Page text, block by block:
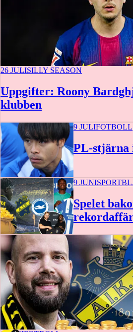
26 JULISILLY SEASON
Uppgifter: Roony
klubben
9 JULIFOTBOLL
PL-stjärna
9 JUNI
Spelet